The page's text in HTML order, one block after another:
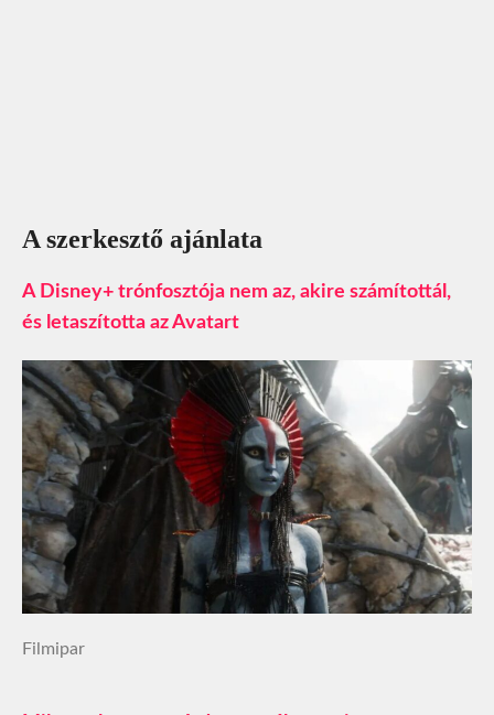
A szerkesztő ajánlata
A Disney+ trónfosztója nem az, akire számítottál,
és letaszította az Avatart
Filmipar